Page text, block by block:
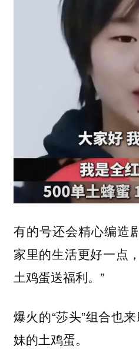
有的号还会精心编造
家里的生活更好一点
土鸡蛋送福利。”
爆火的“莎头”组合也
妹的土鸡蛋。